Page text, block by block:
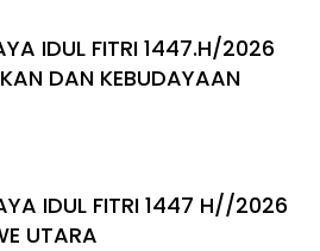
IDUL FITRI 1447.H/2026
DAN KEBUDAYAAN
IDUL FITRI 1447 H//2026
UTARA